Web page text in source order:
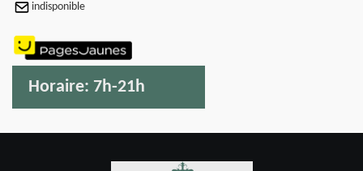
indisponible
Horaire: 7h-21h